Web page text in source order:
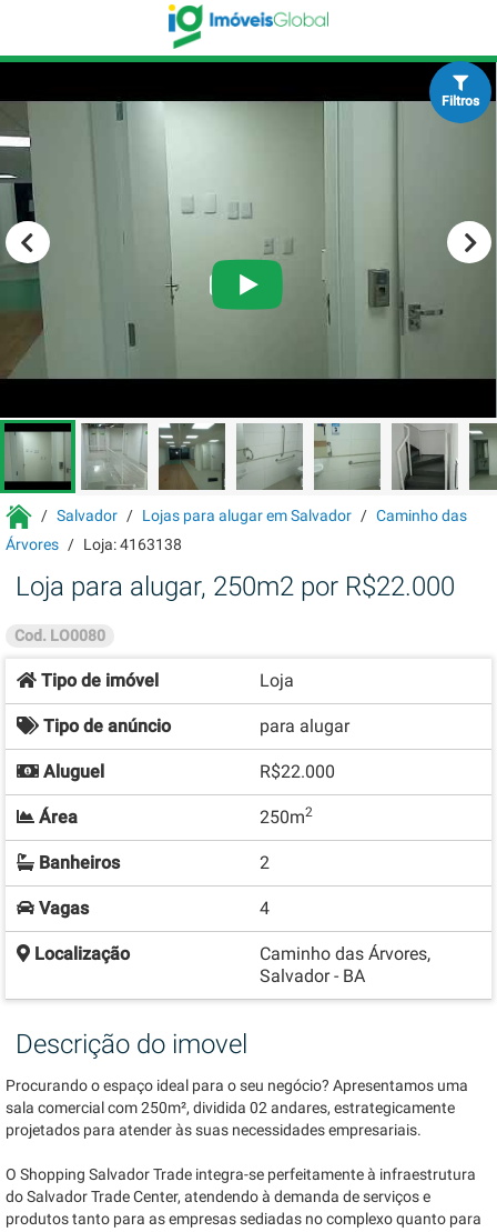
Salvador Lojas para alugar em Salvador
Caminho das
Árvores
Loja: 4163138
Loja para alugar, 250m2 por R$22.000
Cod. LO0080
Tipo de imóvel Loja
Tipo de anúncio para alugar
Aluguel R$22.000
Área 250m2
Banheiros 2
Vagas 4
Localização
Caminho das Árvores,
Salvador - BA
Descrição do imovel
Procurando o espaço ideal para o seu negócio? Apresentamos uma
sala comercial com 250m², dividida 02 andares, estrategicamente
projetados para atender às suas necessidades empresariais.
O Shopping Salvador Trade integra-se perfeitamente à infraestrutura
do Salvador Trade Center, atendendo à demanda de serviços e
produtos tanto para as empresas sediadas no complexo quanto para
Filtros